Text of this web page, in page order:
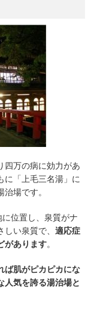
四万の病に効力があ
に「上毛三名湯」に
場です。
位置し、泉質がナ
い泉質で、 適応症
があります。
ば肌がピカピカにな
人気を誇る湯治場と